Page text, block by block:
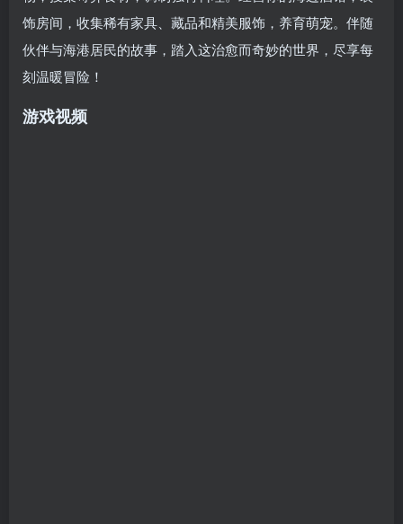
饰房间，收集稀有家具、藏品和精美服饰，养育萌宠。伴随
伙伴与海港居民的故事，踏入这治愈而奇妙的世界，尽享每
刻温暖冒险！
游戏视频